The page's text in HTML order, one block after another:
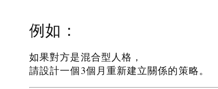
例如：
如果對方是混合型人格，
請設計一個3個月重新建立關係的策略。